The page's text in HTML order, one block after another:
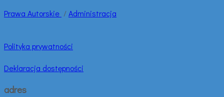
Prawa Autorskie /Administracja
Polityka prywatności
Deklaracja dostępności
adres